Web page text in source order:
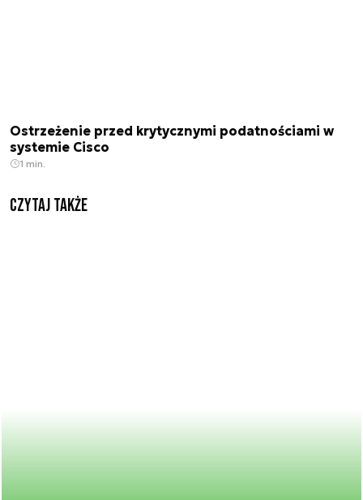
Ostrzeżenie przed krytycznymi podatnościami w
systemie Cisco
1 min.
Czytaj także